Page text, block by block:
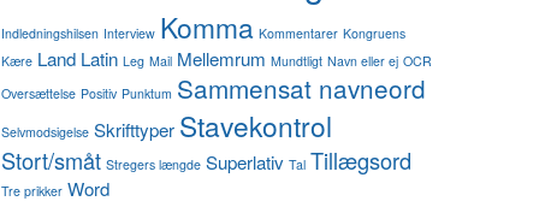
Indledningshilsen Interview Komma Kommentarer Kongruens
Kære Land Latin Leg Mail Mellemrum Mundtligt Navn eller ej OCR
Oversættelse Positiv Punktum Sammensat navneord
Selvmodsigelse Skrifttyper Stavekontrol
Stort/småt Stregers længde Superlativ Tal Tillægsord
Tre prikker Word